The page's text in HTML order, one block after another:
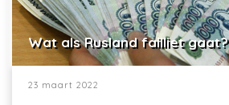
Wat als Rusland failliet gaat?
23 maart 2022